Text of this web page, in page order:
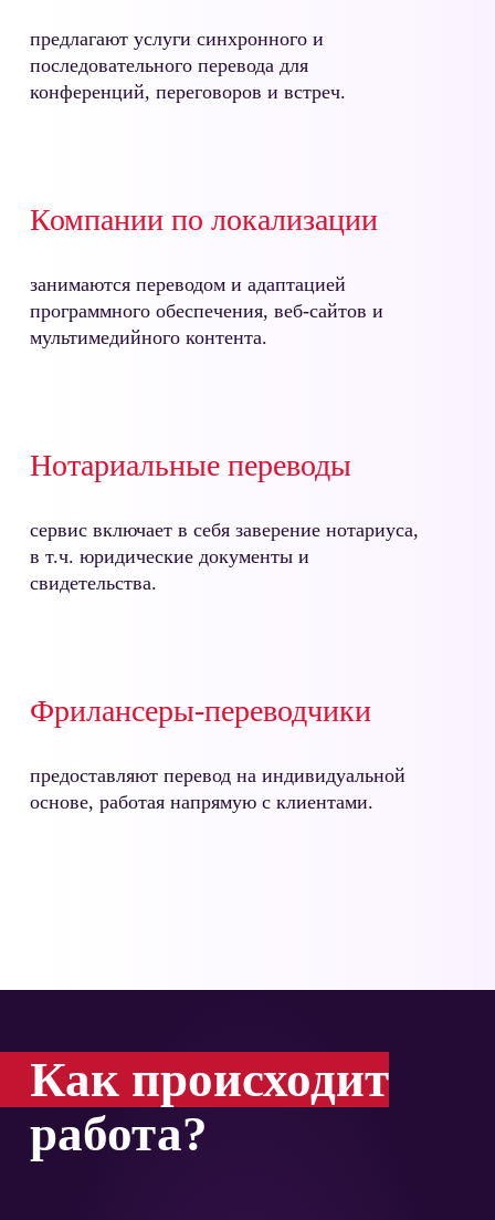
предлагают услуги синхронного и
последовательного перевода для
конференций, переговоров и встреч.
Компании по локализации
занимаются переводом и адаптацией
программного обеспечения, веб-сайтов и
мультимедийного контента.
Нотариальные переводы
сервис включает в себя заверение нотариуса,
в т.ч. юридические документы и
свидетельства.
Фрилансеры-переводчики
предоставляют перевод на индивидуальной
основе, работая напрямую с клиентами.
Как происходит
работа?